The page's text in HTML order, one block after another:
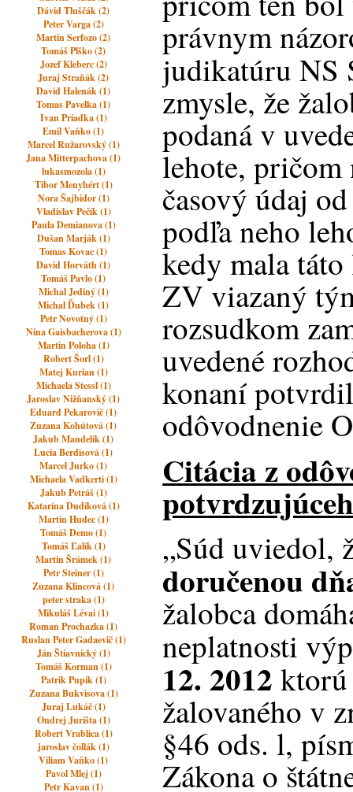
Dávid Tluščák (2)
Peter Varga (2)
Martin Serfozo (2)
Tomáš Plško (2)
Jozef Kleberc (2)
Juraj Straňák (2)
David Halenák (1)
Tomas Pavelka (1)
Ivan Priadka (1)
Emil Vaňko (1)
Marcel Ružarovský (1)
Jana Mitterpachova (1)
lukasmozola (1)
Tibor Menyhért (1)
Nora Šajbidor (1)
Vladislav Pečík (1)
Paula Demianova (1)
Dušan Marják (1)
Tomas Kovac (1)
David Horváth (1)
Tomáš Pavlo (1)
Michal Jediný (1)
Michal Ďubek (1)
Petr Novotný (1)
Nina Gaisbacherova (1)
Martin Poloha (1)
Robert Šorl (1)
Matej Kurian (1)
Michaela Stessl (1)
Jaroslav Nižňanský (1)
Eduard Pekarovič (1)
Zuzana Kohútová (1)
Jakub Mandelík (1)
Lucia Berdisová (1)
Marcel Jurko (1)
Michaela Vadkerti (1)
Jakub Petráš (1)
Katarína Dudíková (1)
Martin Hudec (1)
Tomáš Demo (1)
Tomáš Ľalík (1)
Martin Šrámek (1)
Petr Steiner (1)
Zuzana Klincová (1)
peter straka (1)
Mikuláš Lévai (1)
Roman Prochazka (1)
Ruslan Peter Gadaevič (1)
Ján Štiavnický (1)
Tomáš Korman (1)
Patrik Pupík (1)
Zuzana Bukvisova (1)
Juraj Lukáč (1)
Ondrej Jurišta (1)
Robert Vrablica (1)
jaroslav čollák (1)
Viliam Vaňko (1)
Pavol Mlej (1)
Petr Kavan (1)
právnym
judikatúru NS
zmysle, že
podaná v
lehote,
časový údaj
podľa neho
kedy mala
ZV viazaný
rozsudkom
uvedené
konaní
odôvodnenie
Citácia z
„Súd uviedol,
doručenou
žalobca
neplatnosti
12. 2012
žalovaného v
§46 ods. l,
Zákona o